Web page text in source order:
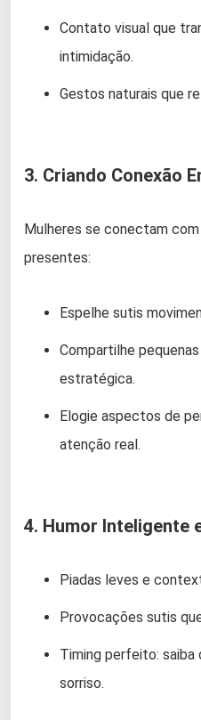
Contato visual que
intimidação.
Gestos naturais que
3. Criando Conexão
Mulheres se conectam
presentes:
Espelhe sutis
Compartilhe
estratégica.
Elogie aspectos de
atenção real.
4. Humor Inteligente
Piadas leves e
Provocações sutis
Timing perfeito: saiba
sorriso.